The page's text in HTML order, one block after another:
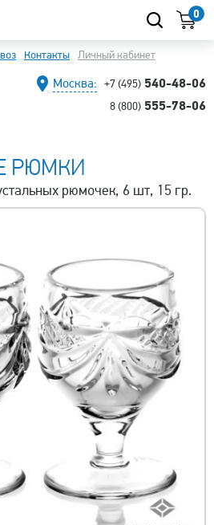
0
Контакты Личный кабинет
Москва: +7 (495) 540-48-06
8 (800) 555-78-06
РЮМКИ
рюмочек, 6 шт, 15 гр.